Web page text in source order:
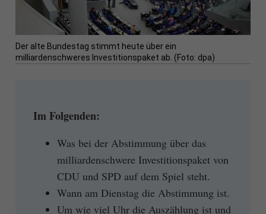
Der alte Bundestag stimmt heute über ein
milliardenschweres Investitionspaket ab. (Foto: dpa)
Im Folgenden:
Was bei der Abstimmung über das
milliardenschwere Investitionspaket von
CDU und SPD auf dem Spiel steht.
Wann am Dienstag die Abstimmung ist.
Um wie viel Uhr die Auszählung ist und